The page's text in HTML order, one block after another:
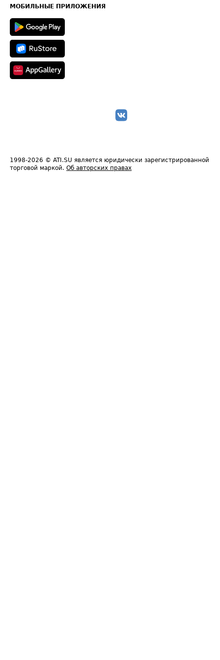
Техническая информация
МОБИЛЬНЫЕ ПРИЛОЖЕНИЯ
1998-2026 © ATI.SU является юридически зарегистрированной
торговой маркой. Об авторских правах